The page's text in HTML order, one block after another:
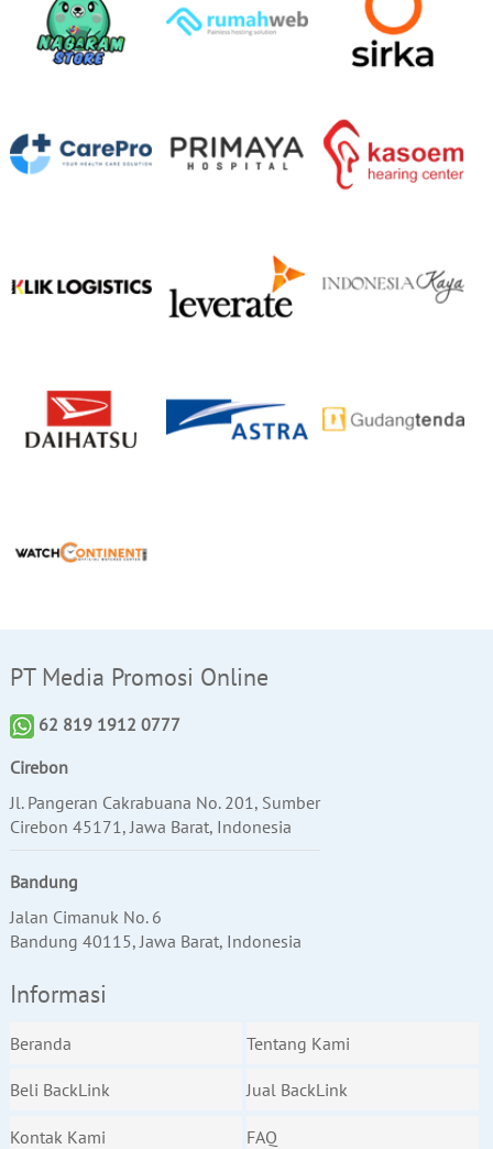
PT Media Promosi Online
62 819 1912 0777
Cirebon
Jl. Pangeran Cakrabuana No. 201, Sumber
Cirebon 45171, Jawa Barat, Indonesia
Bandung
Jalan Cimanuk No. 6
Bandung 40115, Jawa Barat, Indonesia
Informasi
Beranda Tentang Kami
Beli BackLink Jual BackLink
Kontak Kami FAQ